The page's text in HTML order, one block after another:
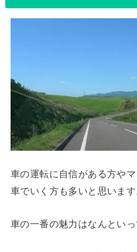
車の運転に自信がある方や
車でいく方も多いと思います
車の一番の魅力はなんといっ